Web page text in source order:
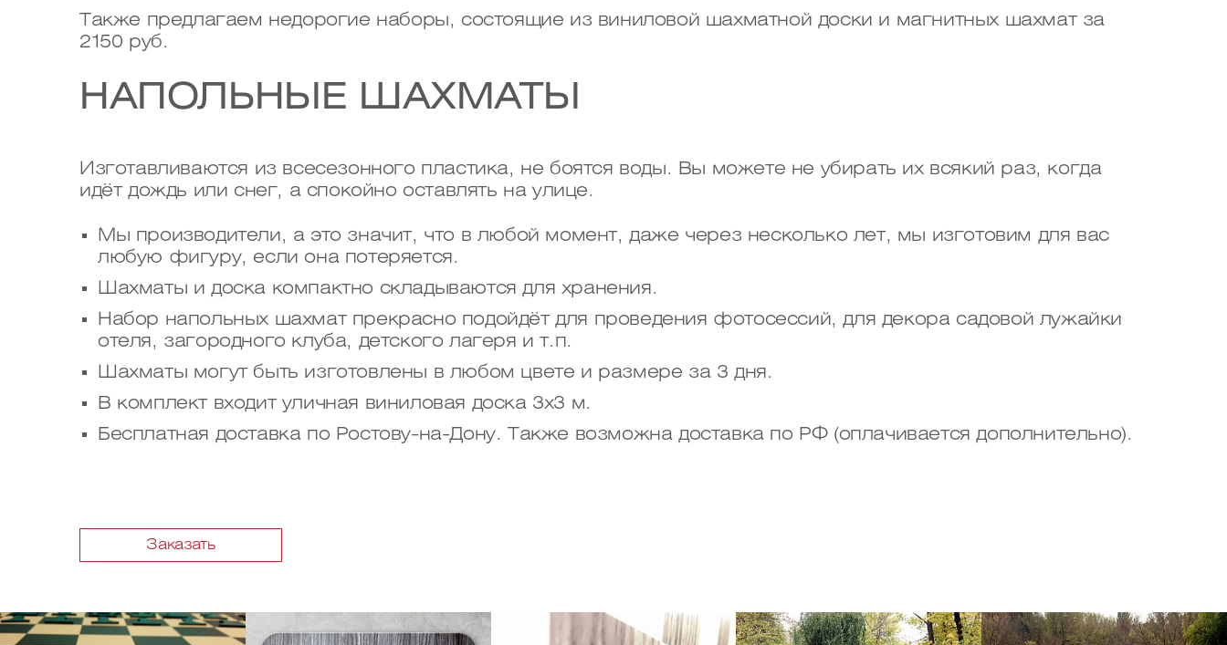
Также предлагаем недорогие наборы, состоящие из виниловой шахматной доски и магнитных шахмат за
2150 руб.
НАПОЛЬНЫЕ ШАХМАТЫ
Изготавливаются из всесезонного пластика, не боятся воды. Вы можете не убирать их всякий раз, когда
идёт дождь или снег, а спокойно оставлять на улице.
Мы производители, а это значит, что в любой момент, даже через несколько лет, мы изготовим для вас
любую фигуру, если она потеряется.
Шахматы и доска компактно складываются для хранения.
Набор напольных шахмат прекрасно подойдёт для проведения фотосессий, для декора садовой лужайки
отеля, загородного клуба, детского лагеря и т.п.
Шахматы могут быть изготовлены в любом цвете и размере за 3 дня.
В комплект входит уличная виниловая доска 3х3 м.
Бесплатная доставка по Ростову-на-Дону. Также возможна доставка по РФ (оплачивается дополнительно).
Заказать